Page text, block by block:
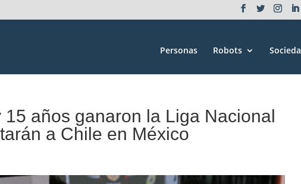
Personas Robots
años ganaron la Liga Nacional
a Chile en México